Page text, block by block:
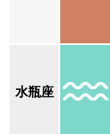
水瓶座